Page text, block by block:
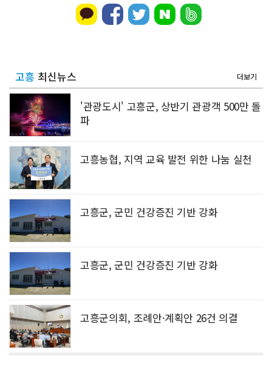
고흥 최신뉴스 더보기
'관광도시' 고흥군, 상반기 관광객 500만 돌
파
고흥농협, 지역 교육 발전 위한 나눔 실천
고흥군, 군민 건강증진 기반 강화
고흥군, 군민 건강증진 기반 강화
고흥군의회, 조례안·계획안 26건 의결